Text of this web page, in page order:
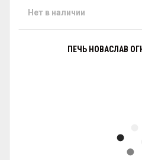
Нет в наличии
ПЕЧЬ НОВАСЛАВ